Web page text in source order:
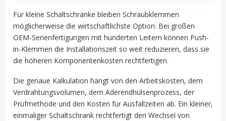
Für kleine Schaltschränke bleiben Schraubklemmen
möglicherweise die wirtschaftlichste Option. Bei großen
OEM-Serienfertigungen mit hunderten Leitern können Push-
in-Klemmen die Installationszeit so weit reduzieren, dass sie
die höheren Komponentenkosten rechtfertigen.
Die genaue Kalkulation hängt von den Arbeitskosten, dem
Verdrahtungsvolumen, dem Aderendhülsenprozess, der
Prüfmethode und den Kosten für Ausfallzeiten ab. Ein kleiner,
einmaliger Schaltschrank rechtfertigt den Wechsel von